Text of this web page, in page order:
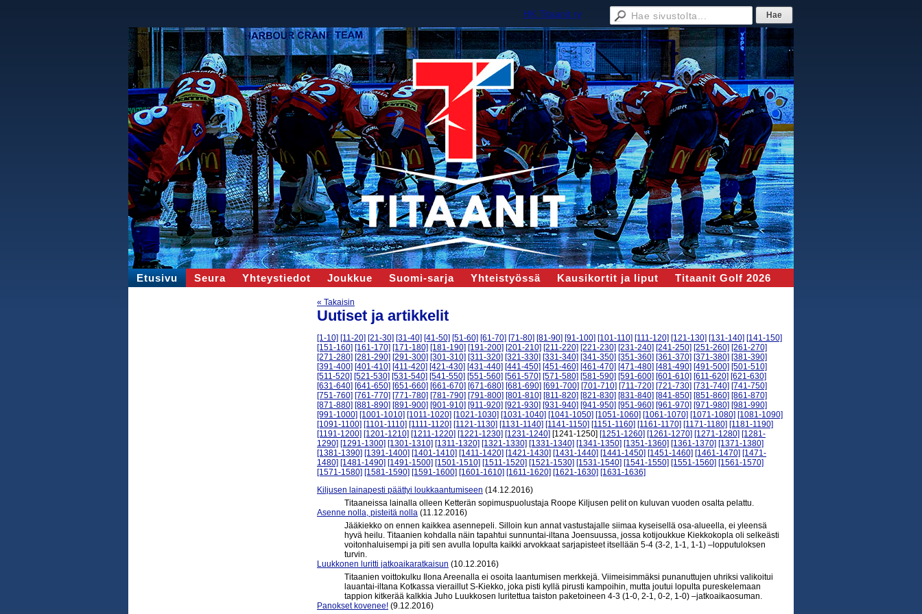
HK Titaanit ry
Etusivu Seura Yhteystiedot Joukkue Suomi-sarja Yhteistyössä Kausikortit ja liput Titaanit Golf 2026
« Takaisin
Uutiset ja artikkelit
[1-10] [11-20] [21-30] [31-40] [41-50] [51-60] [61-70] [71-80] [81-90] [91-100] [101-110] [111-120] [121-130] [131-140] [141-150]
[151-160] [161-170] [171-180] [181-190] [191-200] [201-210] [211-220] [221-230] [231-240] [241-250] [251-260] [261-270]
[271-280] [281-290] [291-300] [301-310] [311-320] [321-330] [331-340] [341-350] [351-360] [361-370] [371-380] [381-390]
[391-400] [401-410] [411-420] [421-430] [431-440] [441-450] [451-460] [461-470] [471-480] [481-490] [491-500] [501-510]
[511-520] [521-530] [531-540] [541-550] [551-560] [561-570] [571-580] [581-590] [591-600] [601-610] [611-620] [621-630]
[631-640] [641-650] [651-660] [661-670] [671-680] [681-690] [691-700] [701-710] [711-720] [721-730] [731-740] [741-750]
[751-760] [761-770] [771-780] [781-790] [791-800] [801-810] [811-820] [821-830] [831-840] [841-850] [851-860] [861-870]
[871-880] [881-890] [891-900] [901-910] [911-920] [921-930] [931-940] [941-950] [951-960] [961-970] [971-980] [981-990]
[991-1000] [1001-1010] [1011-1020] [1021-1030] [1031-1040] [1041-1050] [1051-1060] [1061-1070] [1071-1080] [1081-1090]
[1091-1100] [1101-1110] [1111-1120] [1121-1130] [1131-1140] [1141-1150] [1151-1160] [1161-1170] [1171-1180] [1181-1190]
[1191-1200] [1201-1210] [1211-1220] [1221-1230] [1231-1240] [1241-1250] [1251-1260] [1261-1270] [1271-1280] [1281-
1290] [1291-1300] [1301-1310] [1311-1320] [1321-1330] [1331-1340] [1341-1350] [1351-1360] [1361-1370] [1371-1380]
[1381-1390] [1391-1400] [1401-1410] [1411-1420] [1421-1430] [1431-1440] [1441-1450] [1451-1460] [1461-1470] [1471-
1480] [1481-1490] [1491-1500] [1501-1510] [1511-1520] [1521-1530] [1531-1540] [1541-1550] [1551-1560] [1561-1570]
[1571-1580] [1581-1590] [1591-1600] [1601-1610] [1611-1620] [1621-1630] [1631-1636]
Kiljusen lainapesti päättyi loukkaantumiseen (14.12.2016)
Titaaneissa lainalla olleen Ketterän sopimuspuolustaja Roope Kiljusen pelit on kuluvan vuoden osalta pelattu.
Asenne nolla, pisteitä nolla (11.12.2016)
Jääkiekko on ennen kaikkea asennepeli. Silloin kun annat vastustajalle siimaa kyseisellä osa-alueella, ei yleensä
hyvä heilu. Titaanien kohdalla näin tapahtui sunnuntai-iltana Joensuussa, jossa kotijoukkue Kiekkokopla oli selkeästi
voitonhaluisempi ja piti sen avulla lopulta kaikki arvokkaat sarjapisteet itsellään 5-4 (3-2, 1-1, 1-1) –lopputuloksen
turvin.
Luukkonen luritti jatkoaikaratkaisun (10.12.2016)
Titaanien voittokulku Ilona Areenalla ei osoita laantumisen merkkejä. Viimeisimmäksi punanuttujen uhriksi valikoitui
lauantai-iltana Kotkassa vieraillut S-Kiekko, joka pisti kyllä pirusti kampoihin, mutta joutui lopulta pureskelemaan
tappion kitkerää kalkkia Juho Luukkosen luritettua taiston paketoineen 4-3 (1-0, 2-1, 0-2, 1-0) –jatkoaikaosuman.
Panokset kovenee! (9.12.2016)